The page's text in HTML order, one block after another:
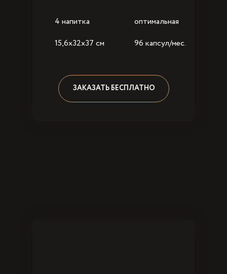
4 напитка
оптимальная
96 капсул/мес.
15,6x32x37 см
ЗАКАЗАТЬ БЕСПЛАТНО